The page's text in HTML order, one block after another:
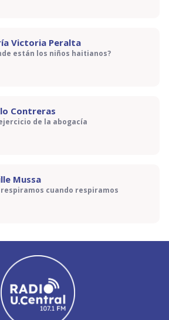
Victoria Peralta
están los niños haitianos?
Contreras
de la abogacía
Mussa
respiramos cuando respiramos